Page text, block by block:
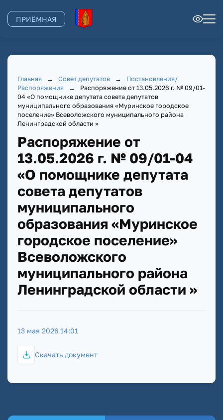
ПРИЁМНАЯ
Главная → Совет депутатов →
Постановления/
Распоряжения
→
Распоряжение от 13.05.2026 г. № 09/01-
04 «О помощнике депутата совета депутатов
муниципального образования «Муринское городское
поселение» Всеволожского муниципального района
Ленинградской области »
Распоряжение от
13.05.2026 г. № 09/01-04
«О помощнике депутата
совета депутатов
муниципального
образования «Муринское
городское поселение»
Всеволожского
муниципального района
Ленинградской области »
13 мая 2026 14:01
Скачать документ